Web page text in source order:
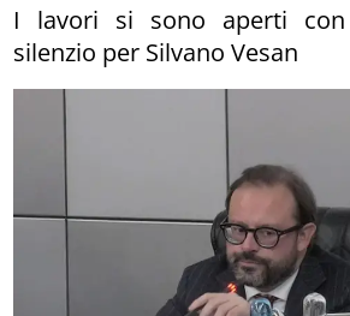
I lavori si sono aperti
silenzio per Silvano Vesan